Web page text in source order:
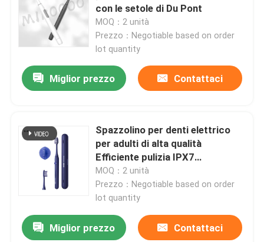
con le setole di Du Pont
MOQ：2 unità
Prezzo：Negotiable based on order
lot quantity
Miglior prezzo Contattaci
Spazzolino per denti elettrico
per adulti di alta qualità
Efficiente pulizia IPX7
Spazzolino elettrico ad
ultrasuoni
MOQ：2 unità
Prezzo：Negotiable based on order
lot quantity
Miglior prezzo Contattaci